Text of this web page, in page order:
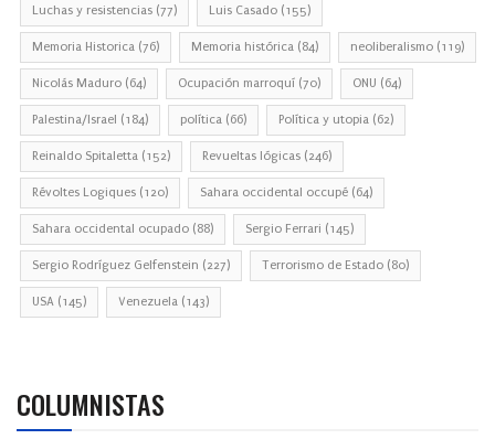
Luchas y resistencias (77) Luis Casado (155)
Memoria Historica (76) Memoria histórica (84) neoliberalismo (119)
Nicolás Maduro (64) Ocupación marroquí (70) ONU (64)
Palestina/Israel (184) política (66) Política y utopia (62)
Reinaldo Spitaletta (152) Revueltas lógicas (246)
Révoltes Logiques (120) Sahara occidental occupé (64)
Sahara occidental ocupado (88) Sergio Ferrari (145)
Sergio Rodríguez Gelfenstein (227) Terrorismo de Estado (80)
USA (145) Venezuela (143)
COLUMNISTAS